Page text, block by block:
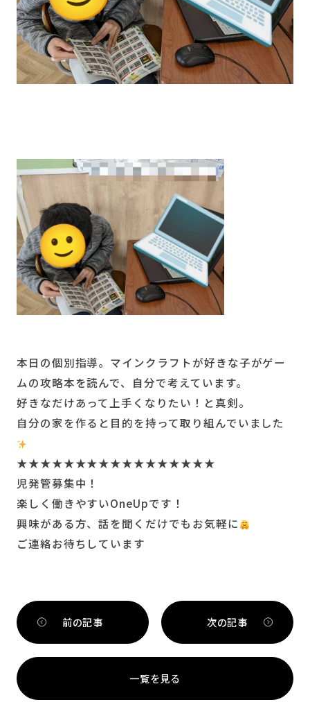
本日の個別指導。マインクラフトが好きな子がゲー
ムの攻略本を読んで、自分で考えています。
好きなだけあって上手くなりたい！と真剣。
自分の家を作ると目的を持って取り組んでいました
★★★★★★★★★★★★★★★★★
児発管募集中！
楽しく働きやすいOneUpです！
興味がある方、話を聞くだけでもお気軽に
ご連絡お待ちしています
前の記事
一覧を見る
次の記事